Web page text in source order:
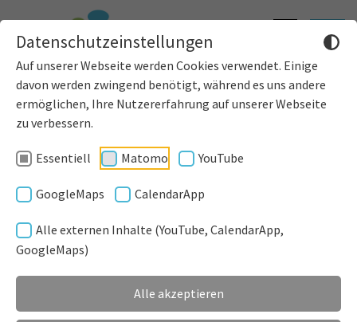
Datenschutzeinstellungen
Auf unserer Webseite werden Cookies verwendet. Einige
davon werden zwingend benötigt, während es uns andere
ermöglichen, Ihre Nutzererfahrung auf unserer Webseite
zu verbessern.
Essentiell Matomo YouTube
GoogleMaps CalendarApp
Alle externen Inhalte (YouTube, CalendarApp,
GoogleMaps)
Alle akzeptieren
Informationen
einblenden
Toggle
REGISTRIERUNG
ACCOUNT ERSTELLEN